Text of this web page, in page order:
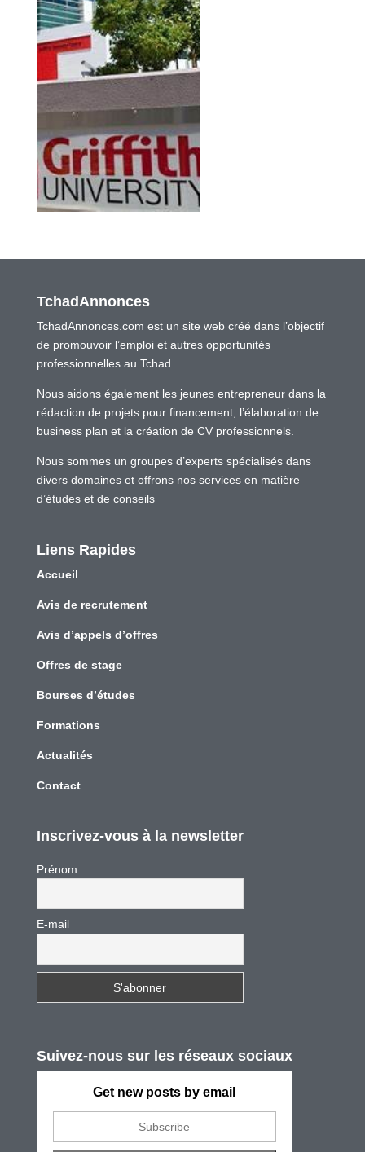
TchadAnnonces
TchadAnnonces.com est un site web créé dans l’objectif
de promouvoir l’emploi et autres opportunités
professionnelles au Tchad.
Nous aidons également les jeunes entrepreneur dans la
rédaction de projets pour financement, l’élaboration de
business plan et la création de CV professionnels.
Nous sommes un groupes d’experts spécialisés dans
divers domaines et offrons nos services en matière
d’études et de conseils
Liens Rapides
Accueil
Avis de recrutement
Avis d’appels d’offres
Offres de stage
Bourses d’études
Formations
Actualités
Contact
Inscrivez-vous à la newsletter
Prénom
E-mail
Suivez-nous sur les réseaux sociaux
Get new posts by email